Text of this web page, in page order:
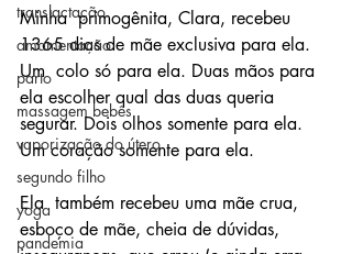
translactação
amamentação
parto
massagem bebês
vaporização do útero
segundo filho
yoga
pandemia
Minha  primogênita, Clara, recebeu
1365 dias de mãe exclusiva para ela.
Um  colo só para ela. Duas mãos para
ela escolher qual das duas queria
segurar. Dois olhos somente para ela.
Um coração somente para ela.
Ela  também recebeu uma mãe crua,
esboço de mãe, cheia de dúvidas,